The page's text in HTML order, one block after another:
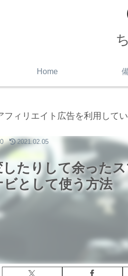
Home
したりして余った
ビとして使う方法
ィリエイト広告を利用してい
2021.02.05